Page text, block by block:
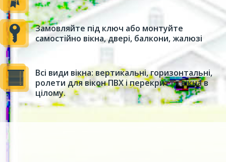
Замовляйте під ключ або монтуйте
самостійно вікна, двері, балкони, жалюзі
Всі види вікна: вертикальні, горизонтальні,
ролети для вікон ПВХ і перекриття вікна в
цілому.